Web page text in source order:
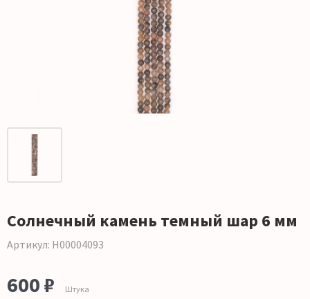
Солнечный камень темный шар 6 мм
Артикул: Н00004093
600 ₽ Штука